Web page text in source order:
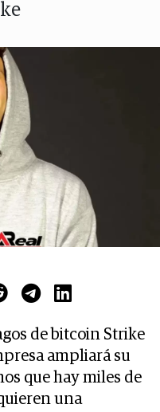
de bitcoin Strike
ampliará su
que hay miles de
una